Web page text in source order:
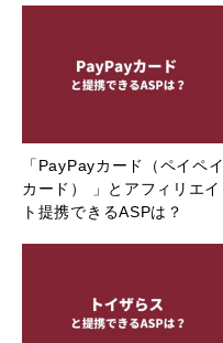
「PayPayカード（ペイペイ
カード） 」とアフィリエイ
ト提携できるASPは？